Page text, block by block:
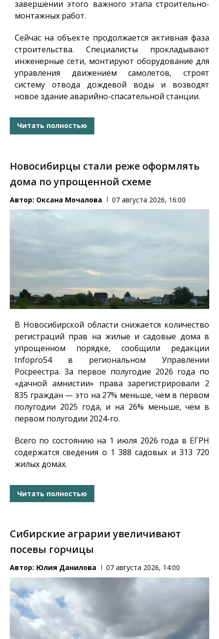
завершении этого важного этапа строительно-
монтажных работ.
Сейчас на объекте продолжается активная фаза
строительства. Специалисты прокладывают
инженерные сети, монтируют оборудование для
управления движением самолетов, строят
систему отвода дождевой воды и возводят
новое здание аварийно-спасательной станции.
Читать полностью
Новосибирцы стали реже оформлять
дома по упрощенной схеме
Автор: Оксана Мочалова 07 августа 2026, 16:00
В Новосибирской области снижается количество
регистраций прав на жилые и садовые дома в
упрощенном порядке, сообщили редакции
Infopro54в региональном Управлении
Росреестра. За первое полугодие 2026 года по
«дачной амнистии» права зарегистрировали 2
835 граждан — это на 27% меньше, чем в первом
полугодии 2025 года, и на 26% меньше, чем в
первом полугодии 2024-го.
Всего по состоянию на 1 июля 2026 года в ЕГРН
содержатся сведения о 1 388 садовых и 313 720
жилых домах.
Читать полностью
Сибирские аграрии увеличивают
посевы горчицы
Автор: Юлия Данилова 07 августа 2026, 14:00